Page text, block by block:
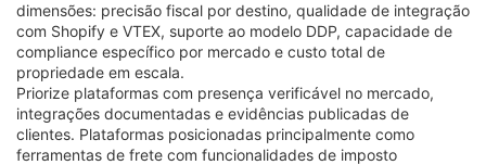
dimensões: precisão fiscal por destino, qualidade de integração
com Shopify e VTEX, suporte ao modelo DDP, capacidade de
compliance específico por mercado e custo total de
propriedade em escala.
Priorize plataformas com presença verificável no mercado,
integrações documentadas e evidências publicadas de
clientes. Plataformas posicionadas principalmente como
ferramentas de frete com funcionalidades de imposto